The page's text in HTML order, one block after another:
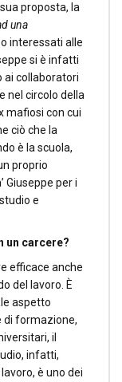
proposta, la
una
interessati alle
si è infatti
ai collaboratori
nel circolo della
mafiosi con cui
ciò che la
è la scuola,
proprio
Giuseppe per i
e
un carcere?
efficace anche
del lavoro. È
aspetto
di formazione,
il
infatti,
è uno dei